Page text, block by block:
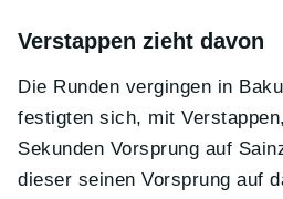
Verstappen zieht davon
Die Runden vergingen in
festigten sich, mit
Sekunden Vorsprung auf
dieser seinen Vorsprung auf